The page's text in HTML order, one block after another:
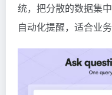
统，把分散的数据集
自动化提醒，适合业